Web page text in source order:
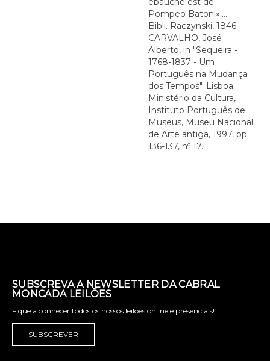
Pompeo Batoni»....
Bibli. Raczynski, 1846.
CARVALHO, José
Alberto, in "Sequeira -
1768-1837 - Um
Português na Mudança
dos Tempos". Lisboa:
Ministério da Cultura,
Instituto Português de
Museus, Museu Nacional
de Arte antiga, 1997, pp.
136-137, nº 17.
SUBSCREVA A NEWSLETTER DA CABRAL
MONCADA LEILÕES
Fique a conhecer todos os nossos leilões online e presenciais!
SUBSCREVER